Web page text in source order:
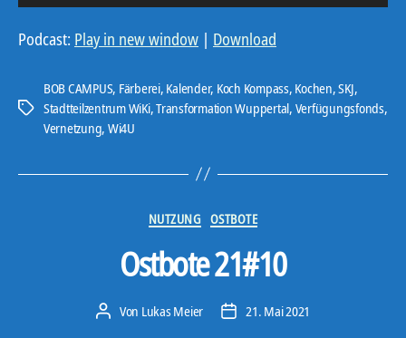
u
d
-
a
Podcast: Play in new window | Download
Schlagwörter
BOB CAMPUS, Färberei, Kalender, Koch Kompass, Kochen,SKJ,
Stadtteilzentrum WiKi,Transformation Wuppertal, Verfügungsfonds,
Vernetzung, Wi4U
Kategorien
NUTZUNG OSTBOTE
Ostbote 21#10
Beitragsautor
Von Lukas Meier Veröffentlichungsdatum
21. Mai 2021